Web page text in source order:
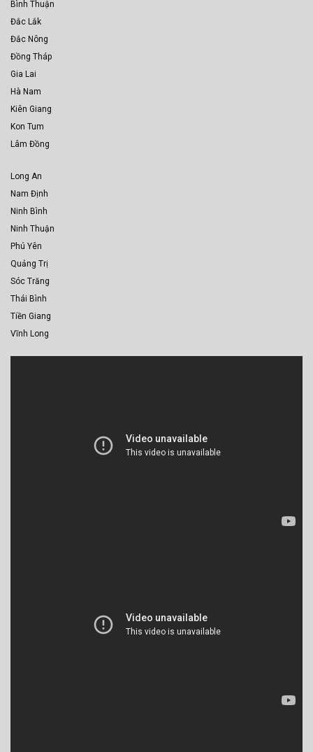
Bình Thuận
Đắc Lắk
Đắc Nông
Đồng Tháp
Gia Lai
Hà Nam
Kiên Giang
Kon Tum
Lâm Đồng
Long An
Nam Định
Ninh Bình
Ninh Thuận
Phú Yên
Quảng Trị
Sóc Trăng
Thái Bình
Tiền Giang
Vĩnh Long